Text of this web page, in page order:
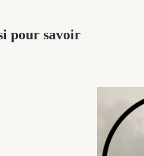
pour savoir